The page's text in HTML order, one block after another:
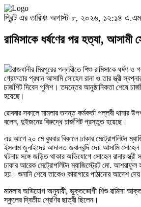
প্রিন্ট এর তারিখঃ অগাস্ট ৮, ২০২৬, ১২:১৪
রামিসাকে ধর্ষণের পর হত্যা, আসামী
রাজধানীর মিরপুরের পল্লবীতে শিশু রামিসাকে ধর্ষণ ও
গ্রেফতার প্রধান আসামি সোহেল রানা ও তার স্ত্রী
চার্জশিট দিবেন পুলিশ। তদন্তের আনুষ্ঠানিকতা শেষে
হয়েছে।
রোববার সকালে মামলার তদন্ত কর্মকর্তা পল্লবী থানার
বলেন, দুইজনের বিরুদ্ধে চার্জশিট প্রস্তুত হয়েছে।
এর আগে ২০ মে বুধবার বিকালে ঢাকার মেট্রোপলিটন
ইসলাম জুনাইদের আদালত জবানবন্দি দেয় আসামি সোহেল
ঘটনায় সঙ্গে জড়িত থাকার অভিযোগে সোহেল রানার
ঢাকার আরেক মেট্রোপলিটন ম্যাজিস্ট্রেট মো.
হয়। শুনানি শেষে তাকেও কারাগারে পাঠানোর আদেশ
মামলার অভিযোগ অনুযায়ী, ভুক্তভোগী শিশু রামিসা
স্কুলের দ্বিতীয় শ্রেণির ছাত্রী ছিলেন।